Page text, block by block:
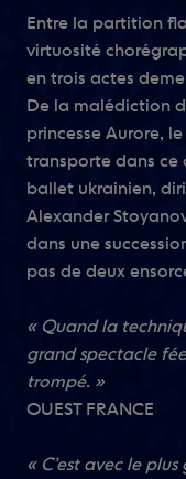
Entre la partition
virtuosité
en trois actes
De la malédiction
princesse Aurore,
transporte dans ce
ballet ukrainien,
Alexander
dans une
pas de deux
« Quand la
grand spectacle
trompé. »
OUEST FRANCE
« C’est avec le